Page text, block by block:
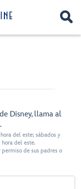
Disney, llama al
.
del este; sábados y
del este.
permiso de sus padres o